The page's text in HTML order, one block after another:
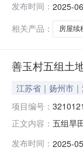
理事会
备
发布时间： 2025-
相关产品：
房屋续
善玉村五组土
江苏省｜扬州市
项目编号：
正文内容： 五组旱
玉村组
发布时间： 2025-